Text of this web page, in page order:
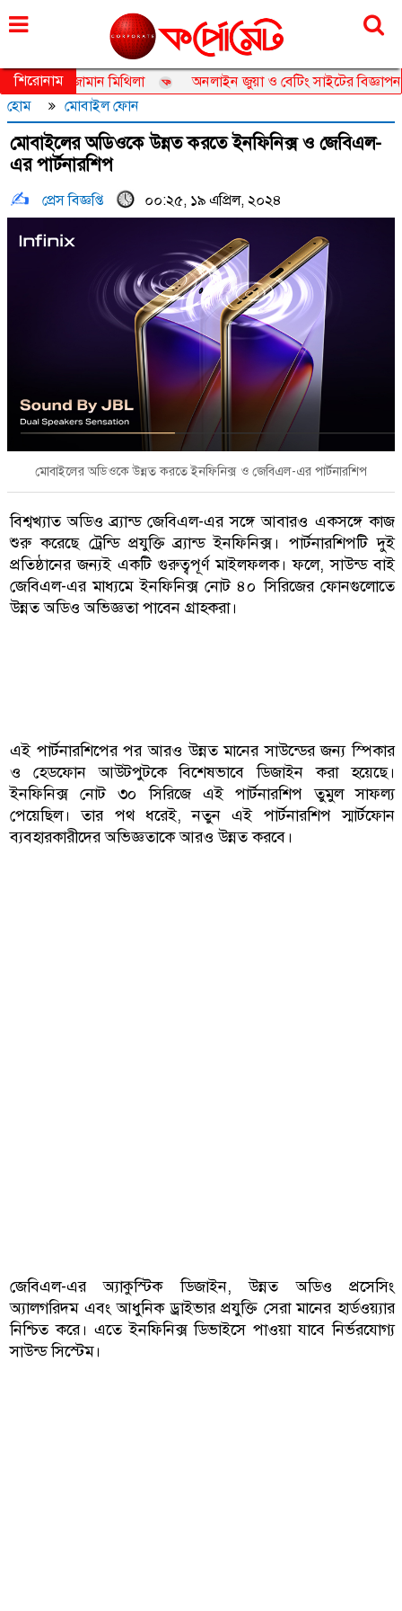
শনিবার, ০৮ আগস্ট ২০২৬, ২৪ শ্রাবণ ১৪৩৩
শিরোনাম
তানজিয়া জামান মিথিলা
অনলাইন জুয়া ও বেটিং সাইটের বিজ্ঞাপন
হোম
মোবাইল ফোন
মোবাইলের অডিওকে উন্নত করতে ইনফিনিক্স ও জেবিএল-
এর পার্টনারশিপ
প্রেস বিজ্ঞপ্তি ০০:২৫, ১৯ এপ্রিল, ২০২৪
মোবাইলের অডিওকে উন্নত করতে ইনফিনিক্স ও জেবিএল-এর পার্টনারশিপ
বিশ্বখ্যাত অডিও ব্র্যান্ড জেবিএল-এর সঙ্গে আবারও একসঙ্গে কাজ
শুরু করেছে ট্রেন্ডি প্রযুক্তি ব্র্যান্ড ইনফিনিক্স। পার্টনারশিপটি দুই
প্রতিষ্ঠানের জন্যই একটি গুরুত্বপূর্ণ মাইলফলক। ফলে, সাউন্ড বাই
জেবিএল-এর মাধ্যমে ইনফিনিক্স নোট ৪০ সিরিজের ফোনগুলোতে
উন্নত অডিও অভিজ্ঞতা পাবেন গ্রাহকরা।
এই পার্টনারশিপের পর আরও উন্নত মানের সাউন্ডের জন্য স্পিকার
ও হেডফোন আউটপুটকে বিশেষভাবে ডিজাইন করা হয়েছে।
ইনফিনিক্স নোট ৩০ সিরিজে এই পার্টনারশিপ তুমুল সাফল্য
পেয়েছিল। তার পথ ধরেই, নতুন এই পার্টনারশিপ স্মার্টফোন
ব্যবহারকারীদের অভিজ্ঞতাকে আরও উন্নত করবে।
জেবিএল-এর অ্যাকুস্টিক ডিজাইন, উন্নত অডিও প্রসেসিং
অ্যালগরিদম এবং আধুনিক ড্রাইভার প্রযুক্তি সেরা মানের হার্ডওয়্যার
নিশ্চিত করে। এতে ইনফিনিক্স ডিভাইসে পাওয়া যাবে নির্ভরযোগ্য
সাউন্ড সিস্টেম।